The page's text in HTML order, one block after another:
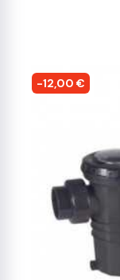
-12,00 €